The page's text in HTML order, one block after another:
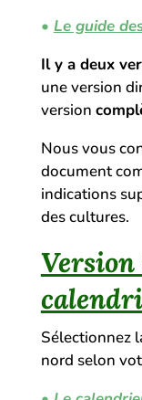
• Le guide
Il y a deux
une version
version
Nous vous
document
indications
des cultures.
Sélectionnez
nord selon